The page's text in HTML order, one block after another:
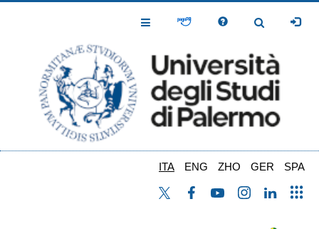
Toggle
Toggle
ITA ENG ZHO GER SPA